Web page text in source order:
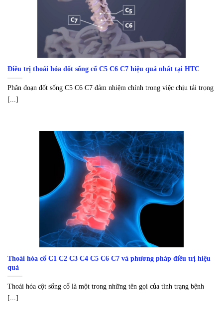
Điều trị thoái hóa đốt sống cổ C5 C6 C7 hiệu quả nhất tại HTC
Phân đoạn đốt sống C5 C6 C7 đảm nhiệm chính trong việc chịu tải trọng
[...]
Thoái hóa cổ C1 C2 C3 C4 C5 C6 C7 và phương pháp điều trị hiệu
quả
Thoái hóa cột sống cổ là một trong những tên gọi của tình trạng bệnh
[...]